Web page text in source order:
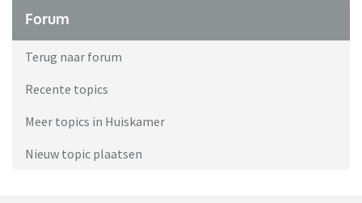
Forum
Terug naar forum
Recente topics
Meer topics in Huiskamer
Nieuw topic plaatsen